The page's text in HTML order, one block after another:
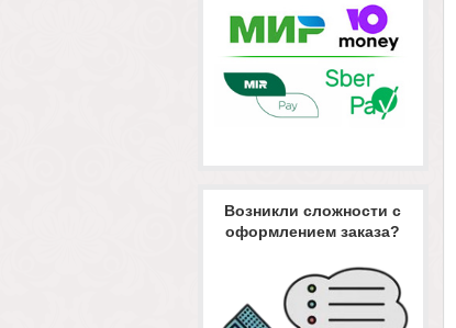
Возникли сложности с
оформлением заказа?